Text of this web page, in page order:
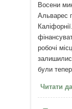
Восени
Альварес
робочі
були
Читати